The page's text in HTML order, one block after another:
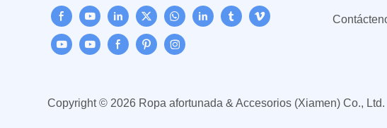
Copyright © 2026 Ropa afortunada & Accesorios (Xiamen) Co., Ltd.